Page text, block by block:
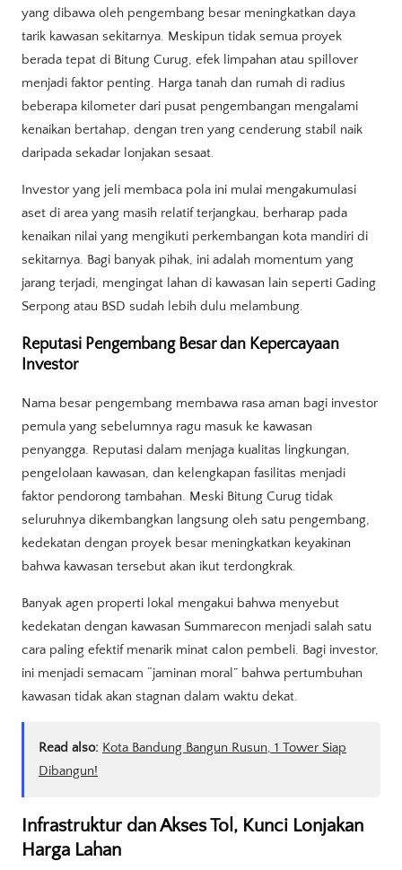
yang dibawa oleh pengembang besar meningkatkan daya
tarik kawasan sekitarnya. Meskipun tidak semua proyek
berada tepat di Bitung Curug, efek limpahan atau spillover
menjadi faktor penting. Harga tanah dan rumah di radius
beberapa kilometer dari pusat pengembangan mengalami
kenaikan bertahap, dengan tren yang cenderung stabil naik
daripada sekadar lonjakan sesaat.
Investor yang jeli membaca pola ini mulai mengakumulasi
aset di area yang masih relatif terjangkau, berharap pada
kenaikan nilai yang mengikuti perkembangan kota mandiri di
sekitarnya. Bagi banyak pihak, ini adalah momentum yang
jarang terjadi, mengingat lahan di kawasan lain seperti Gading
Serpong atau BSD sudah lebih dulu melambung.
Reputasi Pengembang Besar dan Kepercayaan
Investor
Nama besar pengembang membawa rasa aman bagi investor
pemula yang sebelumnya ragu masuk ke kawasan
penyangga. Reputasi dalam menjaga kualitas lingkungan,
pengelolaan kawasan, dan kelengkapan fasilitas menjadi
faktor pendorong tambahan. Meski Bitung Curug tidak
seluruhnya dikembangkan langsung oleh satu pengembang,
kedekatan dengan proyek besar meningkatkan keyakinan
bahwa kawasan tersebut akan ikut terdongkrak.
Banyak agen properti lokal mengakui bahwa menyebut
kedekatan dengan kawasan Summarecon menjadi salah satu
cara paling efektif menarik minat calon pembeli. Bagi investor,
ini menjadi semacam “jaminan moral” bahwa pertumbuhan
kawasan tidak akan stagnan dalam waktu dekat.
Read also: Kota Bandung Bangun Rusun, 1 Tower Siap
Dibangun!
Infrastruktur dan Akses Tol, Kunci Lonjakan
Harga Lahan